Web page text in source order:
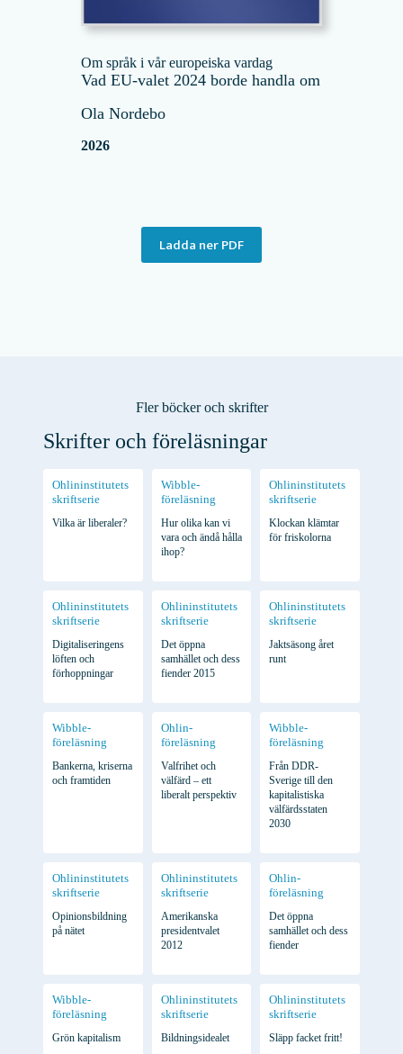
Om språk i vår europeiska vardag
Vad EU-valet 2024 borde handla om
Ola Nordebo
2026
Ladda ner PDF
Fler böcker och skrifter
Skrifter och föreläsningar
Ohlininstitutets
skriftserie
Vilka är liberaler?
Wibble-
föreläsning
Hur olika kan vi
vara och ändå hålla
ihop?
Ohlininstitutets
skriftserie
Klockan klämtar
för friskolorna
Ohlininstitutets
skriftserie
Digitaliseringens
löften och
förhoppningar
Ohlininstitutets
skriftserie
Det öppna
samhället och dess
fiender 2015
Ohlininstitutets
skriftserie
Jaktsäsong året
runt
Wibble-
föreläsning
Bankerna, kriserna
och framtiden
Ohlin-
föreläsning
Valfrihet och
välfärd – ett
liberalt perspektiv
Wibble-
föreläsning
Från DDR-
Sverige till den
kapitalistiska
välfärdsstaten
2030
Ohlininstitutets
skriftserie
Opinionsbildning
på nätet
Ohlininstitutets
skriftserie
Amerikanska
presidentvalet
2012
Ohlin-
föreläsning
Det öppna
samhället och dess
fiender
Wibble-
föreläsning
Grön kapitalism
Ohlininstitutets
skriftserie
Bildningsidealet
Ohlininstitutets
skriftserie
Släpp facket fritt!